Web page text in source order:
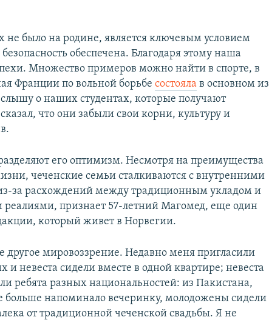
не было на родине, является ключевым условием
обеспечена. Благодаря этому наша
Множество примеров можно найти в спорте, в
Франции по вольной борьбесостояла в основном из
о наших студентах, которые получают
что они забыли свои корни, культуру и
его оптимизм. Несмотря на преимущества
чеченские семьи сталкиваются с внутренними
за расхождений между традиционным укладом и
признает 57-летний Магомед, еще один
который живет в Норвегии.
мировоззрение. Недавно меня пригласили
и невеста сидели вместе в одной квартире; невеста
ребята разных национальностей: из Пакистана,
больше напоминало вечеринку, молодожены сидели
от традиционной чеченской свадьбы. Я не